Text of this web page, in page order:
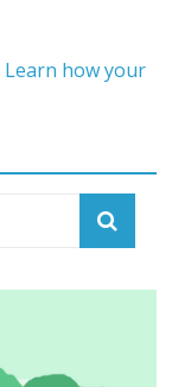
Learn how your